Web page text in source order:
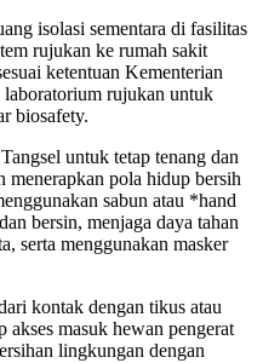
isolasi sementara di fasilitas
rujukan ke rumah sakit
ketentuan Kementerian
laboratorium rujukan untuk
biosafety.
untuk tetap tenang dan
menerapkan pola hidup bersih
sabun atau *hand
bersin, menjaga daya tahan
serta menggunakan masker
kontak dengan tikus atau
akses masuk hewan pengerat
lingkungan dengan